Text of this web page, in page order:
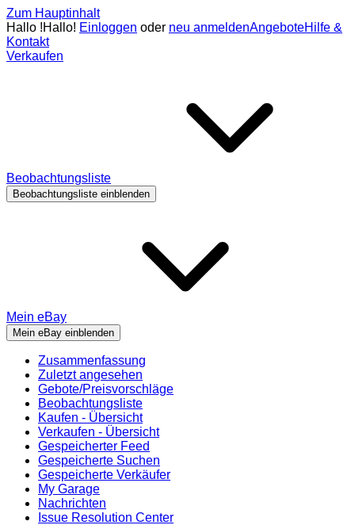
Zum Hauptinhalt
Hallo !Hallo! Einloggen oder neu anmeldenAngeboteHilfe &
Kontakt
Verkaufen
Beobachtungsliste
Beobachtungsliste einblenden
Mein eBay
Mein eBay einblenden
Zusammenfassung
Zuletzt angesehen
Gebote/Preisvorschläge
Beobachtungsliste
Kaufen - Übersicht
Verkaufen - Übersicht
Gespeicherter Feed
Gespeicherte Suchen
Gespeicherte Verkäufer
My Garage
Nachrichten
Issue Resolution Center